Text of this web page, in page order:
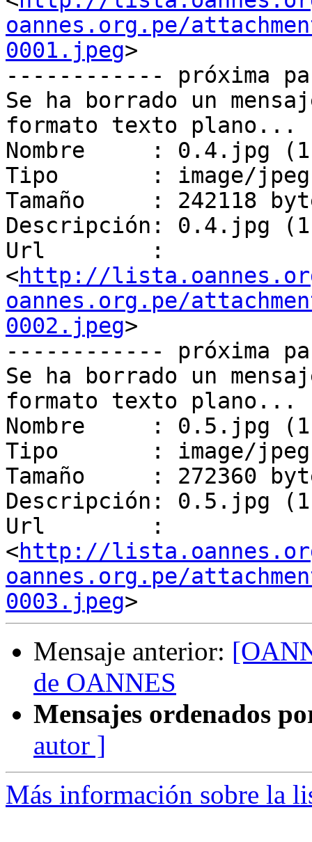
oannes.org.pe/
0001.jpeg>
------------ próxima
Se ha borrado un
formato texto plano...
Nombre     : 0.4.jpg
Tipo       : image/jpeg
Tamaño     : 242118
Descripción: 0.4.jpg
Url        :
<http://
oannes.org.pe/
0002.jpeg>
------------ próxima
Se ha borrado un
formato texto plano...
Nombre     : 0.5.jpg
Tipo       : image/jpeg
Tamaño     : 272360
Descripción: 0.5.jpg
Url        :
<http://
oannes.org.pe/
0003.jpeg
Mensaje anterior:
de OANNES
Mensajes ordenados
autor ]
Más información sobre la